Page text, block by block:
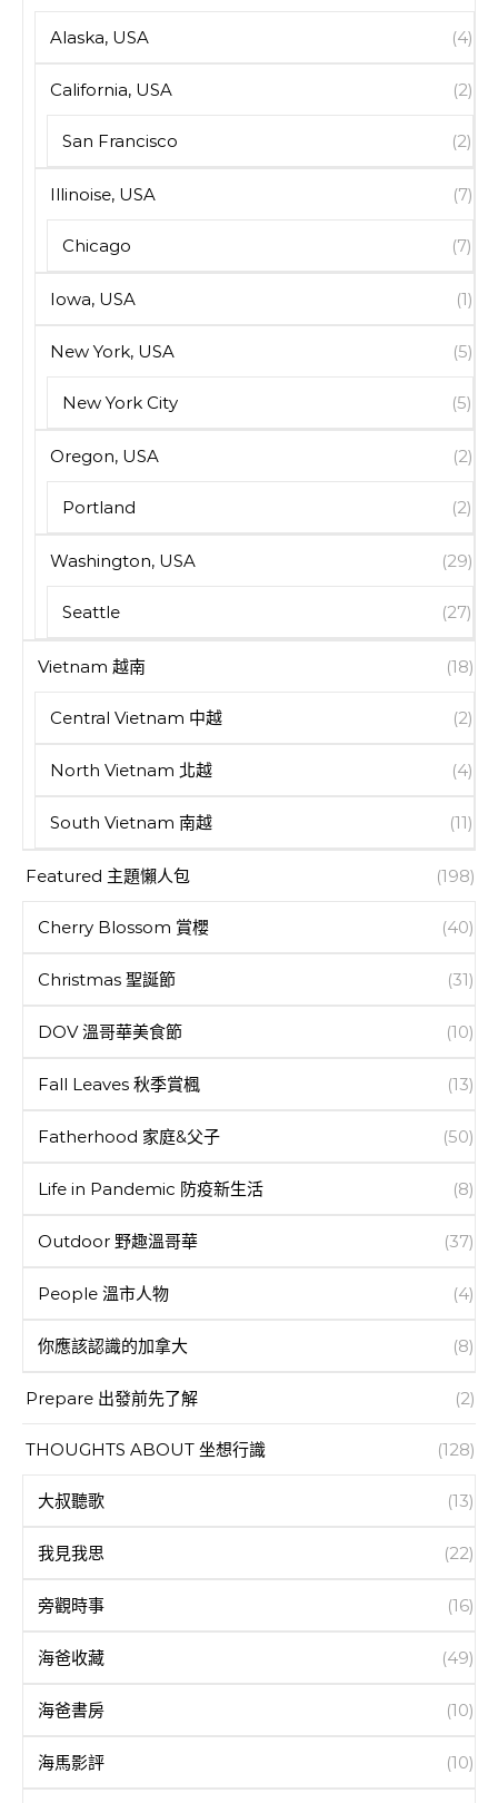
Alaska, USA (4)
California, USA (2)
San Francisco (2)
Illinoise, USA (7)
Chicago (7)
Iowa, USA (1)
New York, USA (5)
New York City (5)
Oregon, USA (2)
Portland (2)
Washington, USA (29)
Seattle (27)
Vietnam 越南 (18)
Central Vietnam 中越 (2)
North Vietnam 北越 (4)
South Vietnam 南越 (11)
Featured 主題懶人包 (198)
Cherry Blossom 賞櫻 (40)
Christmas 聖誕節 (31)
DOV 溫哥華美食節 (10)
Fall Leaves 秋季賞楓 (13)
Fatherhood 家庭&父子 (50)
Life in Pandemic 防疫新生活 (8)
Outdoor 野趣溫哥華 (37)
People 溫市人物 (4)
你應該認識的加拿大 (8)
Prepare 出發前先了解 (2)
THOUGHTS ABOUT 坐想行識 (128)
大叔聽歌 (13)
我見我思 (22)
旁觀時事 (16)
海爸收藏 (49)
海爸書房 (10)
海馬影評 (10)